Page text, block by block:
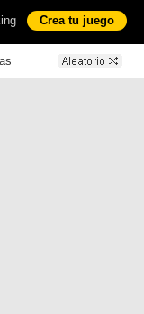
Crea tu juego